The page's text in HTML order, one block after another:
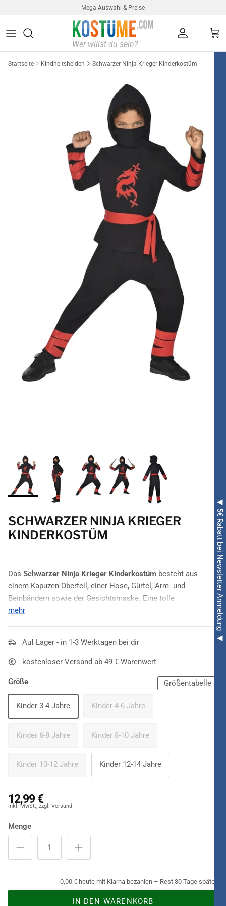
Mega Auswahl & Preise
◀ 5€ Rabatt bei Newsletter Anmeldung ◀
Startseite Kindheitshelden Schwarzer Ninja Krieger Kinderkostüm
SCHWARZER NINJA KRIEGER
KINDERKOSTÜM
Das Schwarzer Ninja Krieger Kinderkostüm besteht aus
einem Kapuzen-Oberteil, einer Hose, Gürtel, Arm- und
Beinbändern sowie der Gesichtsmaske. Eine tolle
Kostümierung
mehr
Auf Lager - in 1-3 Werktagen bei dir
kostenloser Versand ab 49 € Warenwert
Größe Größentabelle
Kinder 3-4 Jahre Kinder 4-6 Jahre
Kinder 6-8 Jahre Kinder 8-10 Jahre
Kinder 10-12 Jahre Kinder 12-14 Jahre
12,99 €
Menge
0,00 € heute mit Klarna bezahlen – Rest 30 Tage später.
IN DEN WARENKORB